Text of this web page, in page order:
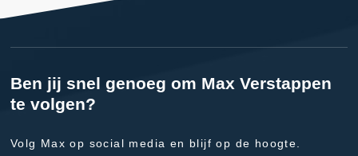
Ben jij snel genoeg om Max Verstappen
te volgen?
Volg Max op social media en blijf op de hoogte.